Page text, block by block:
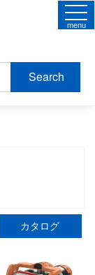
Search
menu
カタログ